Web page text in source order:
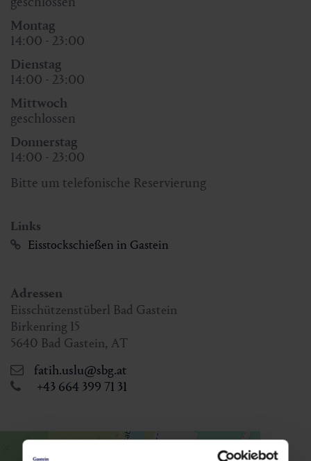
Montag
14:00 - 23:00
Dienstag
14:00 - 23:00
Mittwoch
geschlossen
Donnerstag
14:00 - 23:00
Bitte um telefonische Reservierung
Links
Eisstockschießen in Gastein
Adressen
Eisschützenstüberl Bad Gastein
Birkenring 15
5640 Bad Gastein, AT
fatih.uslu@sbg.at
+43 664 399 71 31